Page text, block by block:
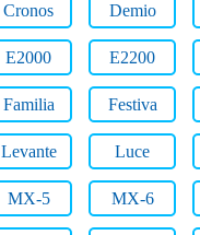
Cronos Demio
E2000 E2200
Familia Festiva
Levante Luce
MX-5 MX-6